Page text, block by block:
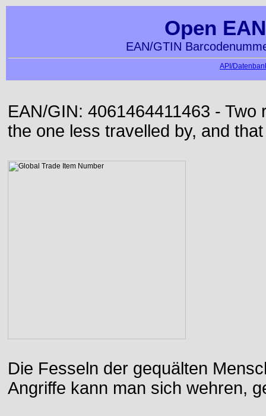
Open
EAN/GTIN
API/
EAN/GIN: 4061464411463 -
the one less travelled by, and
Die Fesseln der gequälten
Angriffe kann man sich wehren,